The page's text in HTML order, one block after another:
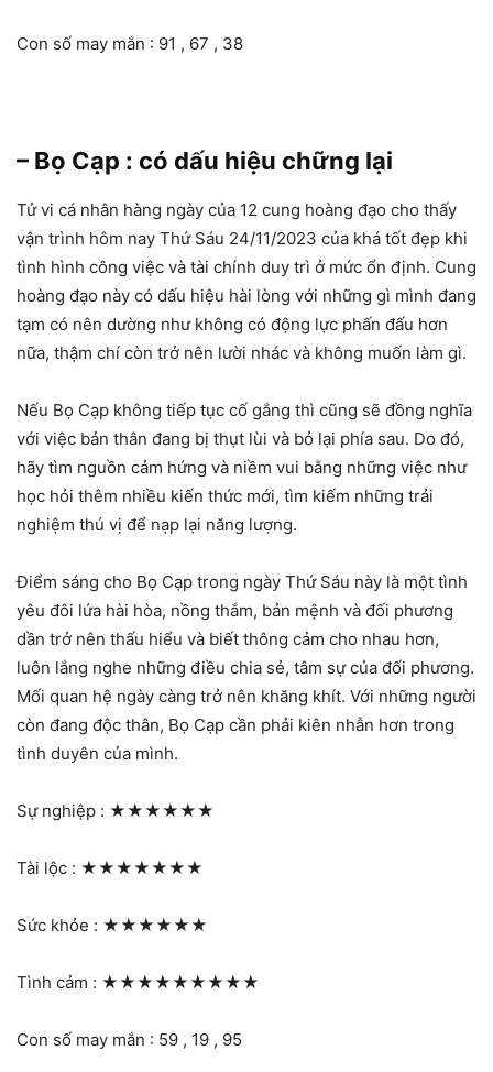
Con số may mắn : 91 , 67 , 38
– Bọ Cạp : có dấu hiệu chững lại
Tử vi cá nhân hàng ngày của 12 cung hoàng đạo cho thấy
vận trình hôm nay Thứ Sáu 24/11/2023 của khá tốt đẹp khi
tình hình công việc và tài chính duy trì ở mức ổn định. Cung
hoàng đạo này có dấu hiệu hài lòng với những gì mình đang
tạm có nên dường như không có động lực phấn đấu hơn
nữa, thậm chí còn trở nên lười nhác và không muốn làm gì.
Nếu Bọ Cạp không tiếp tục cố gắng thì cũng sẽ đồng nghĩa
với việc bản thân đang bị thụt lùi và bỏ lại phía sau. Do đó,
hãy tìm nguồn cảm hứng và niềm vui bằng những việc như
học hỏi thêm nhiều kiến thức mới, tìm kiếm những trải
nghiệm thú vị để nạp lại năng lượng.
Điểm sáng cho Bọ Cạp trong ngày Thứ Sáu này là một tình
yêu đôi lứa hài hòa, nồng thắm, bản mệnh và đối phương
dần trở nên thấu hiểu và biết thông cảm cho nhau hơn,
luôn lắng nghe những điều chia sẻ, tâm sự của đối phương.
Mối quan hệ ngày càng trở nên khăng khít. Với những người
còn đang độc thân, Bọ Cạp cần phải kiên nhẫn hơn trong
tình duyên của mình.
Sự nghiệp : ★★★★★★
Tài lộc : ★★★★★★★
Sức khỏe : ★★★★★★
Tình cảm : ★★★★★★★★★
Con số may mắn : 59 , 19 , 95